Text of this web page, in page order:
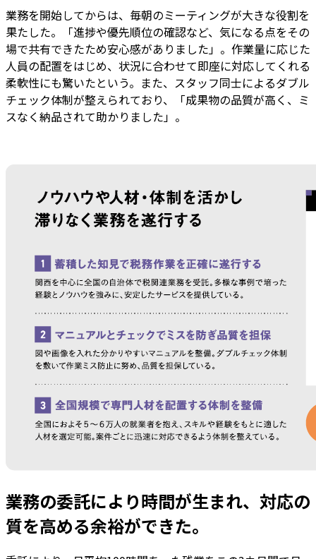
業務を開始してからは、毎朝のミーティングが大きな役割を
果たした。「進捗や優先順位の確認など、気になる点をその
場で共有できたため安心感がありました」。作業量に応じた
人員の配置をはじめ、状況に合わせて即座に対応してくれる
柔軟性にも驚いたという。また、スタッフ同士によるダブル
チェック体制が整えられており、「成果物の品質が高く、ミ
スなく納品されて助かりました」。
業務の委託により時間が生まれ、対応の
質を高める余裕ができた。